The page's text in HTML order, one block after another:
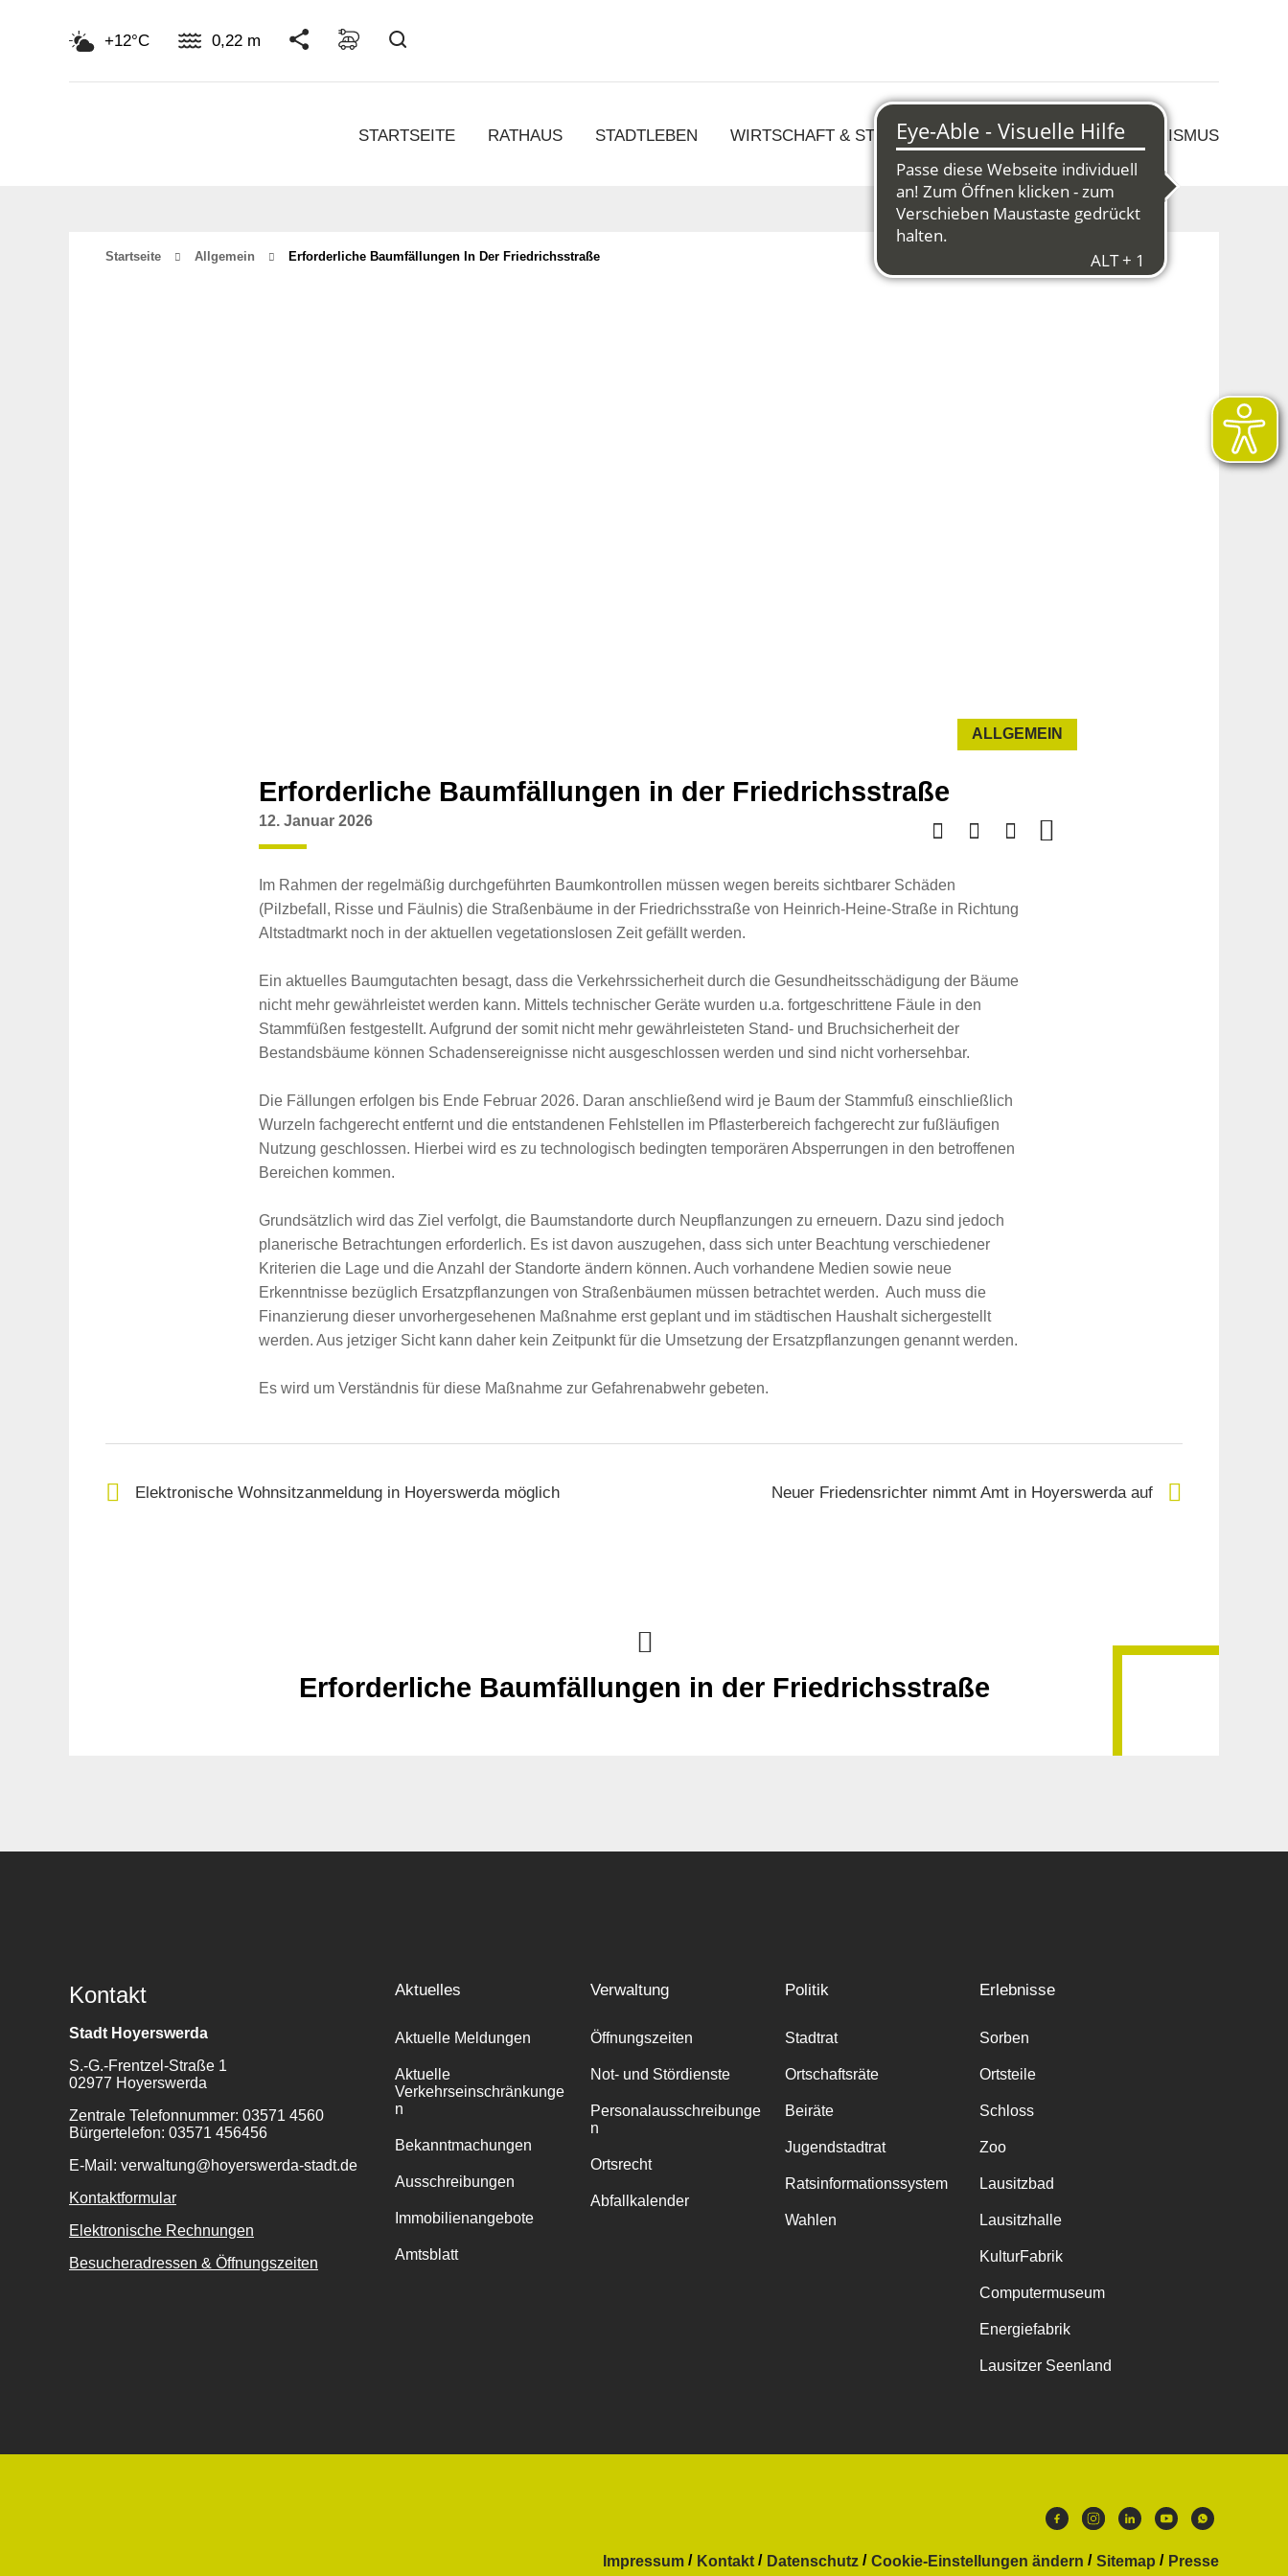
+12°C 0,22 m
STARTSEITE RATHAUS STADTLEBEN WIRTSCHAFT & STRUKTURWANDEL KULTUR & TOURISMUS
Suche
Startseite Allgemein Erforderliche Baumfällungen In Der Friedrichsstraße
ALLGEMEIN
Erforderliche Baumfällungen in der Friedrichsstraße
12. Januar 2026
Im Rahmen der regelmäßig durchgeführten Baumkontrollen müssen wegen bereits sichtbarer Schäden
(Pilzbefall, Risse und Fäulnis) die Straßenbäume in der Friedrichsstraße von Heinrich-Heine-Straße in Richtung
Altstadtmarkt noch in der aktuellen vegetationslosen Zeit gefällt werden.
Ein aktuelles Baumgutachten besagt, dass die Verkehrssicherheit durch die Gesundheitsschädigung der Bäume
nicht mehr gewährleistet werden kann. Mittels technischer Geräte wurden u.a. fortgeschrittene Fäule in den
Stammfüßen festgestellt. Aufgrund der somit nicht mehr gewährleisteten Stand- und Bruchsicherheit der
Bestandsbäume können Schadensereignisse nicht ausgeschlossen werden und sind nicht vorhersehbar.
Die Fällungen erfolgen bis Ende Februar 2026. Daran anschließend wird je Baum der Stammfuß einschließlich
Wurzeln fachgerecht entfernt und die entstandenen Fehlstellen im Pflasterbereich fachgerecht zur fußläufigen
Nutzung geschlossen. Hierbei wird es zu technologisch bedingten temporären Absperrungen in den betroffenen
Bereichen kommen.
Grundsätzlich wird das Ziel verfolgt, die Baumstandorte durch Neupflanzungen zu erneuern. Dazu sind jedoch
planerische Betrachtungen erforderlich. Es ist davon auszugehen, dass sich unter Beachtung verschiedener
Kriterien die Lage und die Anzahl der Standorte ändern können. Auch vorhandene Medien sowie neue
Erkenntnisse bezüglich Ersatzpflanzungen von Straßenbäumen müssen betrachtet werden. Auch muss die
Finanzierung dieser unvorhergesehenen Maßnahme erst geplant und im städtischen Haushalt sichergestellt
werden. Aus jetziger Sicht kann daher kein Zeitpunkt für die Umsetzung der Ersatzpflanzungen genannt werden.
Es wird um Verständnis für diese Maßnahme zur Gefahrenabwehr gebeten.
Elektronische Wohnsitzanmeldung in Hoyerswerda möglich Neuer Friedensrichter nimmt Amt in Hoyerswerda auf
Erforderliche Baumfällungen in der Friedrichsstraße
Kontakt
Stadt Hoyerswerda
S.-G.-Frentzel-Straße 1
02977 Hoyerswerda
Zentrale Telefonnummer: 03571 4560
Bürgertelefon: 03571 456456
E-Mail: verwaltung@hoyerswerda-stadt.de
Kontaktformular
Elektronische Rechnungen
Besucheradressen & Öffnungszeiten
Aktuelles
Aktuelle Meldungen
Aktuelle
Verkehrseinschränkunge
n
Bekanntmachungen
Ausschreibungen
Immobilienangebote
Amtsblatt
Verwaltung
Öffnungszeiten
Not- und Stördienste
Personalausschreibunge
n
Ortsrecht
Abfallkalender
Politik
Stadtrat
Ortschaftsräte
Beiräte
Jugendstadtrat
Ratsinformationssystem
Wahlen
Erlebnisse
Sorben
Ortsteile
Schloss
Zoo
Lausitzbad
Lausitzhalle
KulturFabrik
Computermuseum
Energiefabrik
Lausitzer Seenland
Impressum Kontakt Datenschutz Cookie-Einstellungen ändern Sitemap Presse